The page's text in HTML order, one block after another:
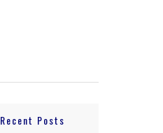
Recent Posts